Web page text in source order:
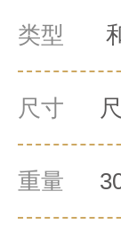
类型
尺寸
重量